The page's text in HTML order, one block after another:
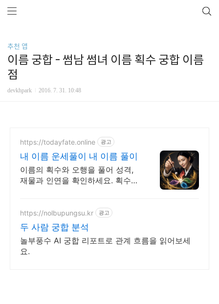
추천 앱
이름 궁합 - 썸남 썸녀 이름 획수 궁합 이름
점
devkhpark 2016. 7. 31. 10:48
https://todayfate.online 광고
내 이름 운세풀이 내 이름 풀이
이름의 획수와 오행을 풀어 성격,
재물과 인연을 확인하세요. 획수와
https://nolbupungsu.kr 광고
두 사람 궁합 분석
놀부풍수 AI 궁합 리포트로 관계 흐름을 읽어보세
요.